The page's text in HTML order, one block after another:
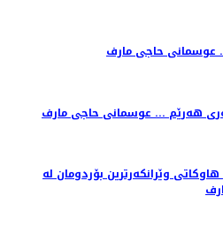
عوسمانی حاجی مارف
هەرێم ... عوسمانی حاجی مارف
وێرانکەرترین بۆردومان لە